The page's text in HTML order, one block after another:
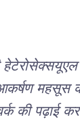
हेटेरोसेक्सयूएल
महसूस
की पढ़ाई कर